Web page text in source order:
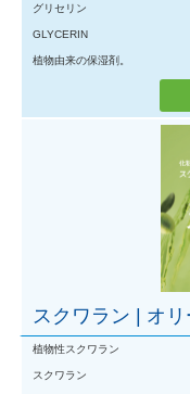
グリセリン
GLYCERIN
植物由来の保湿剤。
スクワラン | オ
植物性スクワラン
スクワラン